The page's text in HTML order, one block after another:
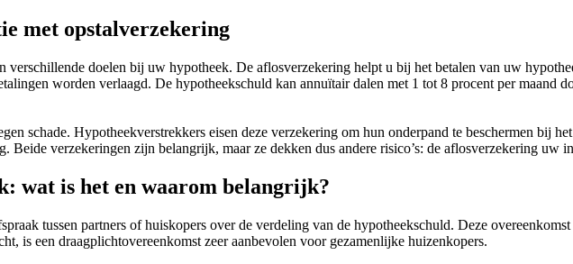
met opstalverzekering
verschillende doelen bij uw hypotheek. De aflosverzekering helpt u bij het betalen van uw
worden verlaagd. De hypotheekschuld kan annuïtair dalen met 1 tot 8 procent per maand
schade. Hypotheekverstrekkers eisen deze verzekering om hun onderpand te beschermen bij
verzekeringen zijn belangrijk, maar ze dekken dus andere risico’s: de aflosverzekering uw
wat is het en waarom belangrijk?
tussen partners of huiskopers over de verdeling van de hypotheekschuld. Deze
is een draagplichtovereenkomst zeer aanbevolen voor gezamenlijke huizenkopers.